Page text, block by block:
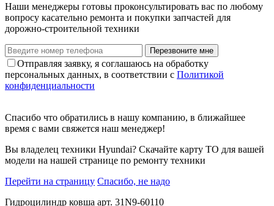
Наши менеджеры готовы проконсультировать вас по любому
вопросу касательно ремонта и покупки запчастей для
дорожно-строительной техники
Перезвоните мне
Отправляя заявку, я соглашаюсь на обработку
персональных данных, в соответствии с Политикой
конфиденциальности
Спасибо что обратились в нашу компанию, в ближайшее
время с вами свяжется наш менеджер!
Вы владелец техники Hyundai? Скачайте карту ТО для вашей
модели на нашей странице по ремонту техники
Перейти на страницу Спасибо, не надо
Гидроцилиндр ковша арт. 31N9-60110